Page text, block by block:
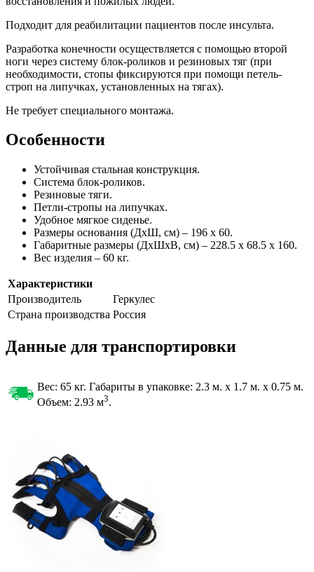
Подходит для реабилитации пациентов после инсульта.
Разработка конечности осуществляется с помощью второй
ноги через систему блок-роликов и резиновых тяг (при
необходимости, стопы фиксируются при помощи петель-
строп на липучках, установленных на тягах).
Не требует специального монтажа.
Особенности
Устойчивая стальная конструкция.
Система блок-роликов.
Резиновые тяги.
Петли-стропы на липучках.
Удобное мягкое сиденье.
Размеры основания (ДхШ, см) – 196 х 60.
Габаритные размеры (ДхШхВ, см) – 228.5 х 68.5 х 160.
Вес изделия – 60 кг.
Характеристики
Производитель
Геркулес
Страна производства Россия
Данные для транспортировки
Вес: 65 кг. Габариты в упаковке: 2.3 м. x 1.7 м. x 0.75 м.
Объем: 2.93 м3.